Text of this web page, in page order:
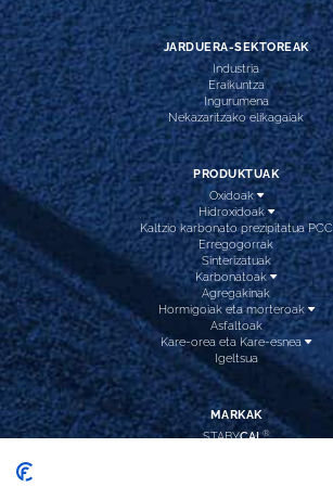
JARDUERA-SEKTOREAK
Industria
Eraikuntza
Ingurumena
Nekazaritzako elikagaiak
PRODUKTUAK
Oxidoak
Hidroxidoak
Kaltzio karbonato prezipitatua PCC
Erregogorrak
Sinterizatuak
Karbonatoak
Agregakinak
Hormigoiak eta morteroak
Asfaltoak
Kare-orea eta Kare-esnea
Igeltsua
MARKAK
STABYCAL®